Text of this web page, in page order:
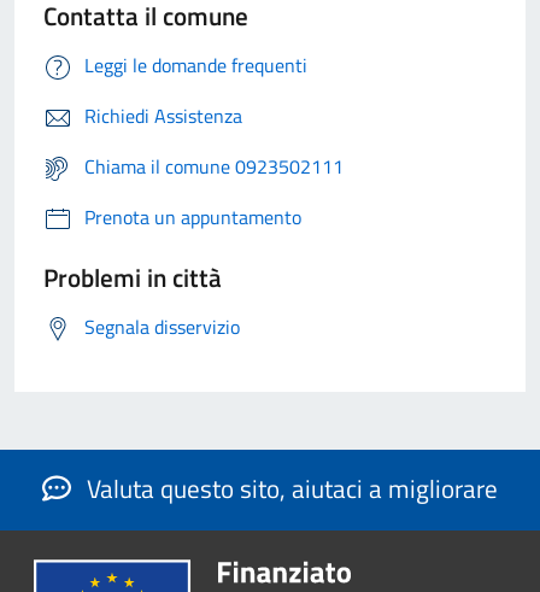
Contatta il comune
Leggi le domande frequenti
Richiedi Assistenza
Chiama il comune 0923502111
Prenota un appuntamento
Problemi in città
Segnala disservizio
Valuta questo sito, aiutaci a migliorare